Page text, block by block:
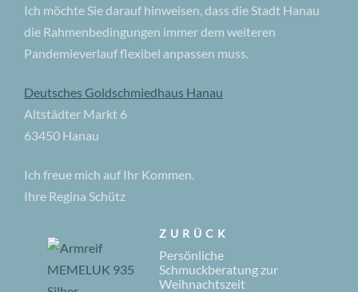
Ich möchte Sie darauf hinweisen, dass die Stadt Hanau
die Rahmenbedingungen immer dem weiteren
Pandemieverlauf flexibel anpassen muss.
Deutsches Goldschmiedhaus Hanau
Altstädter Markt 6
63450 Hanau
Ich freue mich auf Ihr Kommen.
Ihre Regina Schütz
ZURÜCK
Persönliche
Schmuckberatung zur
Weihnachtszeit